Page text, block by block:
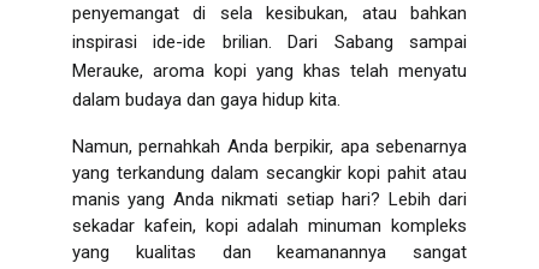
penyemangat di sela kesibukan, atau bahkan
inspirasi ide-ide brilian. Dari Sabang sampai
Merauke, aroma kopi yang khas telah menyatu
dalam budaya dan gaya hidup kita.
Namun, pernahkah Anda berpikir, apa sebenarnya
yang terkandung dalam secangkir kopi pahit atau
manis yang Anda nikmati setiap hari? Lebih dari
sekadar kafein, kopi adalah minuman kompleks
yang kualitas dan keamanannya sangat